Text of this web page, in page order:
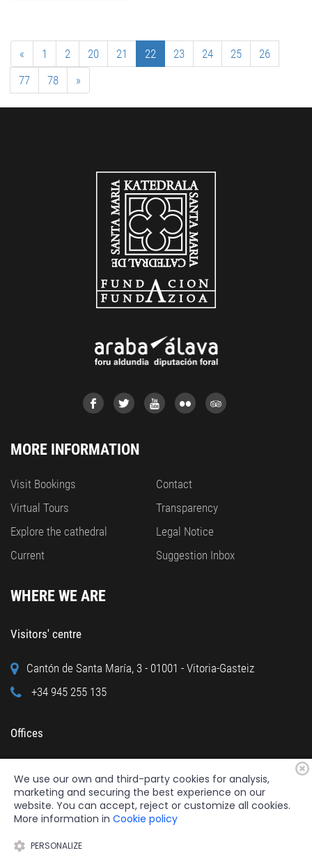
« 1 2 20 21 22 23 24 25
26
77
78 »
MORE INFORMATION
Visit Bookings
Virtual Tours
Explore the cathedral
Current
Contact
Transparency
Legal Notice
Suggestion Inbox
WHERE WE ARE
Visitors' centre
Cantón de Santa María, 3 - 01001 - Vitoria-Gasteiz
+34 945 255 135
Offices
+34 945 122 160
We use our own and third-party cookies for analysis,
marketing and securing the best experience on our
website. You can accept, reject or customize all cookies.
More information in Cookie policy
PERSONALIZE